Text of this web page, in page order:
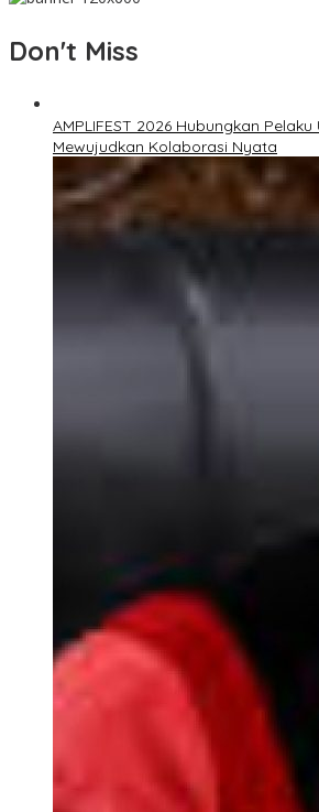
Don't Miss
AMPLIFEST 2026 Hubungkan
Mewujudkan Kolaborasi Nyata